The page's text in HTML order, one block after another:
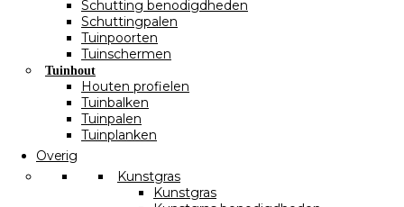
Schutting benodigdheden
Schuttingpalen
Tuinpoorten
Tuinschermen
Tuinhout
Houten profielen
Tuinbalken
Tuinpalen
Tuinplanken
Overig
Kunstgras
Kunstgras